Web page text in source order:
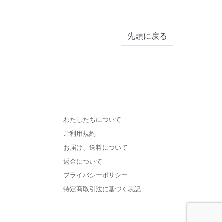
先頭に戻る
わたしたちについて
ご利用規約
お届け、送料について
返金について
プライバシーポリシー
特定商取引法に基づく表記